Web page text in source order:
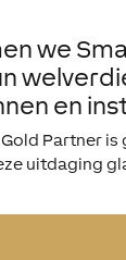
we
en
Partner
uitdaging